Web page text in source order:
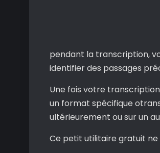
pendant la transcription,
identifier des passages
Une fois votre
un format spécifique
ultérieurement ou sur un
Ce petit utilitaire gratuit